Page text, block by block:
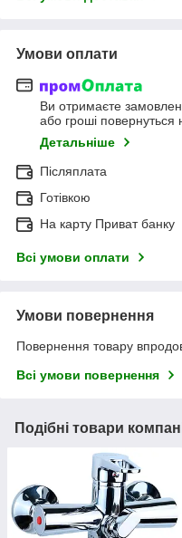
Умови оплати
Ви отримаєте
або гроші повернуться
Детальніше
Післяплата
Готівкою
На карту Приват банку
Всі умови оплати
Умови повернення
Повернення товару
Всі умови повернення
Подібні товари